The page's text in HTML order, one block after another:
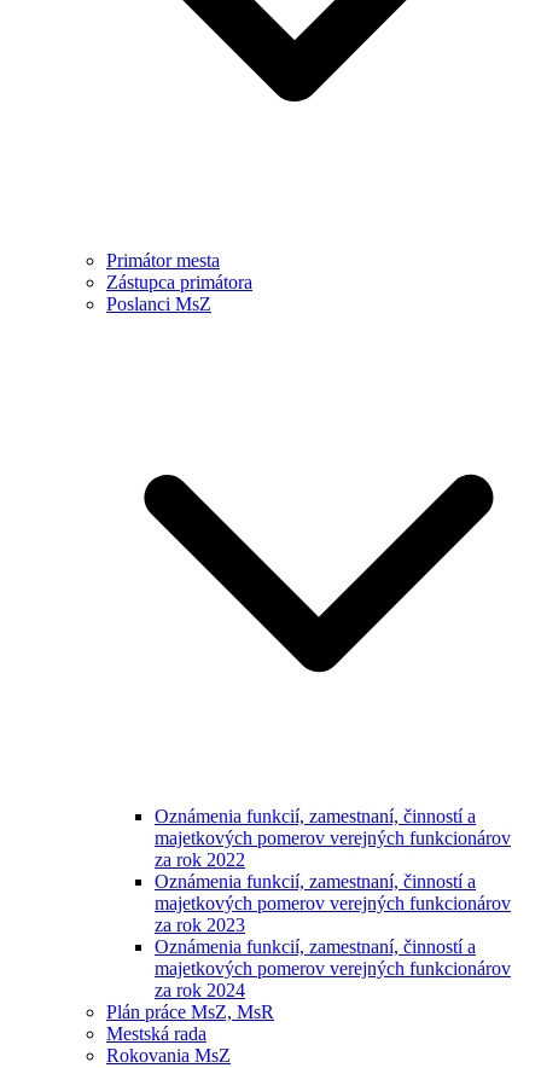
Primátor mesta
Zástupca primátora
Poslanci MsZ
Oznámenia funkcií, zamestnaní, činností a
majetkových pomerov verejných funkcionárov
za rok 2022
Oznámenia funkcií, zamestnaní, činností a
majetkových pomerov verejných funkcionárov
za rok 2023
Oznámenia funkcií, zamestnaní, činností a
majetkových pomerov verejných funkcionárov
za rok 2024
Plán práce MsZ, MsR
Mestská rada
Rokovania MsZ